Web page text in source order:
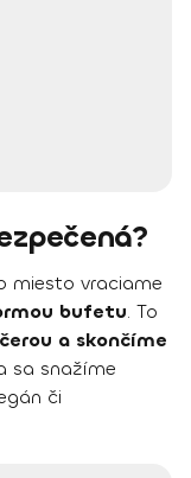
miesto vraciame
bufetu. To
a skončíme
sa snažíme
či